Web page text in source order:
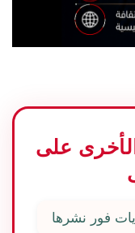
الأخرى على
فور نشرها